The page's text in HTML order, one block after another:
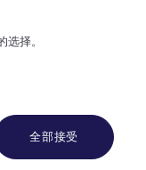
择。
全部接受